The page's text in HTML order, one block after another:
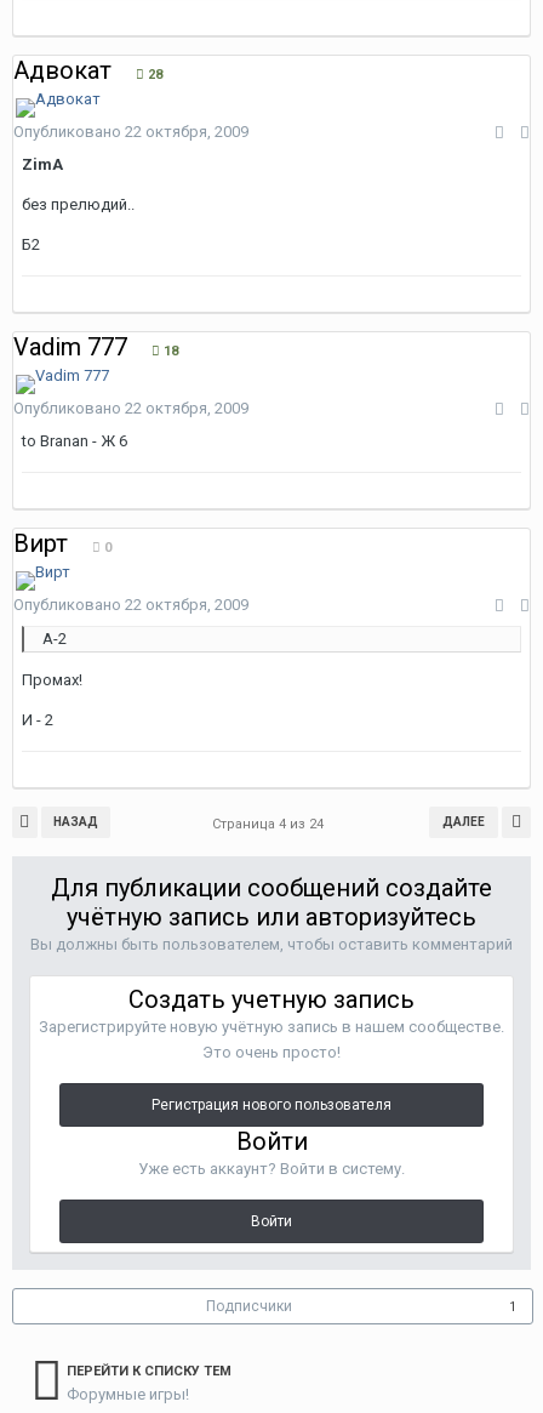
Адвокат 28
Опубликовано 22 октября, 2009
ZimA
без прелюдий..
Б2
Vadim 777 18
Опубликовано 22 октября, 2009
to Branan - Ж 6
Вирт 0
Опубликовано 22 октября, 2009
А-2
Промах!
И - 2
НАЗАД ДАЛЕЕ
Страница 4 из 24
Для публикации сообщений создайте
учётную запись или авторизуйтесь
Вы должны быть пользователем, чтобы оставить комментарий
Создать учетную запись
Зарегистрируйте новую учётную запись в нашем сообществе.
Это очень просто!
Регистрация нового пользователя
Войти
Уже есть аккаунт? Войти в систему.
Войти
Подписчики 1
ПЕРЕЙТИ К СПИСКУ ТЕМ
Форумные игры!